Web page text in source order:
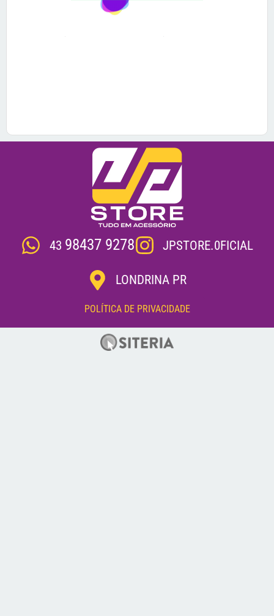
43 98437 9278 JPSTORE.0FICIAL
LONDRINA PR
POLÍTICA DE PRIVACIDADE